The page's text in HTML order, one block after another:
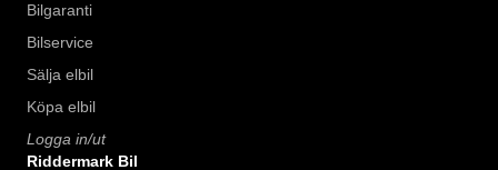
Bilgaranti
Bilservice
Sälja elbil
Köpa elbil
Logga in/ut
Riddermark Bil